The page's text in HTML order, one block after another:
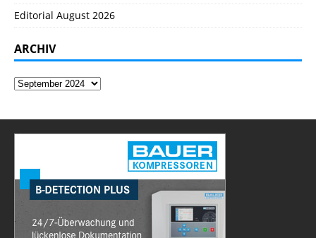
Editorial August 2026
ARCHIV